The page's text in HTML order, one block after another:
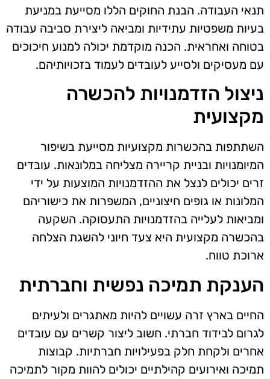
תנאי העבודה. הבנת החוקים הללו מסייעת במניעת
בעיות משפטיות עתידיות ומביאה ליצירת סביבה עבודה
בטוחה ואחראית. הכנה מוקדמת יכולה למנוע חיכוכים
עם מעסיקים ולסייע לעובדים לעמוד בזכויותיהם.
ניצול הזדמנויות להכשרה
מקצועית
השתתפות בהכשרות מקצועיות מסייעת בשיפור
המיומנויות ובניית קריירה מצליחה במלונאות. עובדים
זרים יכולים לנצל את ההזדמנויות המוצעות על ידי
המלונות או גופים חיצוניים, המשפרות את כישוריהם
ומביאות לעלייה בהזדמנויות התעסוקה. השקעה
בהכשרה מקצועית היא צעד חיוני להשגת הצלחה
ארוכת טווח.
הענקת תמיכה נפשית וחברתית
החיים בארץ זרה עשויים להיות מאתגרים ולעיתים
לגרום לבידוד חברתי. חשוב ליצור קשרים עם עובדים
אחרים ולקחת חלק בפעילויות חברתיות. קבוצות
תמיכה ואירועים קהילתיים יכולים להוות מקור לתמיכה